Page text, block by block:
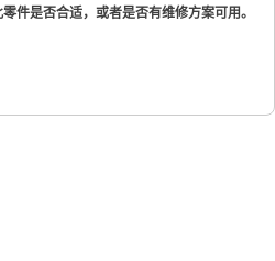
件是否合适，或者是否有维修方案可用。